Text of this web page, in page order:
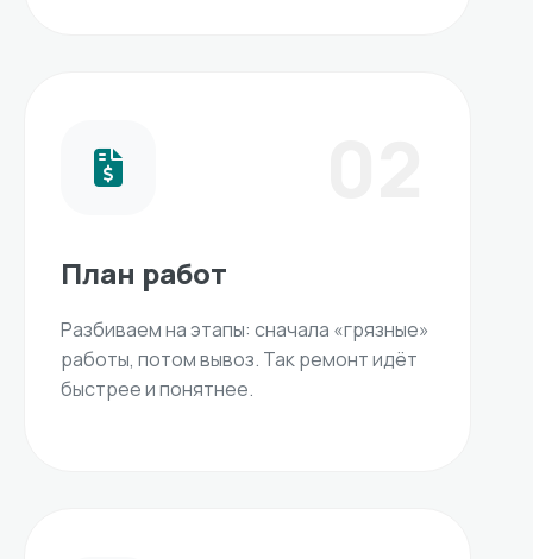
План работ
Разбиваем на этапы: сначала «грязные»
работы, потом вывоз. Так ремонт идёт
быстрее и понятнее.